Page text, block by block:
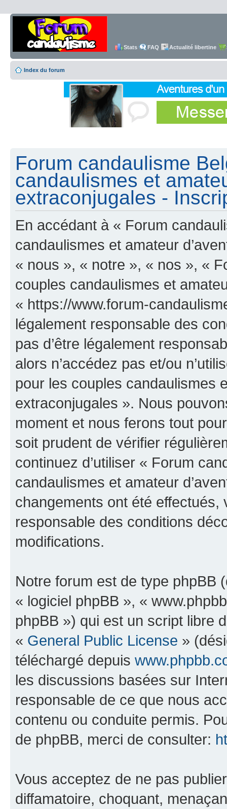
Stats FAQ Actualité libertine
Index du forum
Forum candaulisme
candaulismes et
extraconjugales -
En accédant à « Forum
candaulismes et amateur
« nous », « notre », « nos », «
couples candaulismes et
« https://www.forum-
légalement responsable des
pas d’être légalement
alors n’accédez pas et/ou
pour les couples candaulismes
extraconjugales ». Nous
moment et nous ferons tout
soit prudent de vérifier
continuez d’utiliser « Forum
candaulismes et amateur
changements ont été effectués,
responsable des conditions
modifications.
Notre forum est de type phpBB
« logiciel phpBB », «
phpBB ») qui est un script libre
« General Public License »
téléchargé depuis
les discussions basées sur
responsable de ce que nous
contenu ou conduite permis.
de phpBB, merci de consulter:
Vous acceptez de ne pas
diffamatoire, choquant,